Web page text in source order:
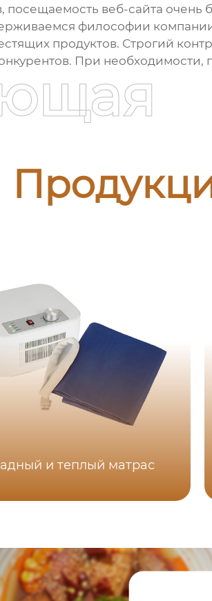
веб-сайта очень
философии
продуктов. Строгий
При
и теплый матрас